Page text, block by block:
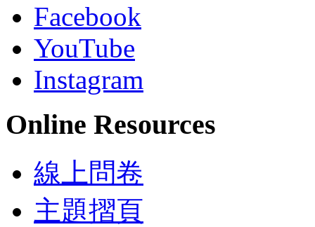
Facebook
YouTube
Instagram
Online Resources
線上問卷
主題摺頁